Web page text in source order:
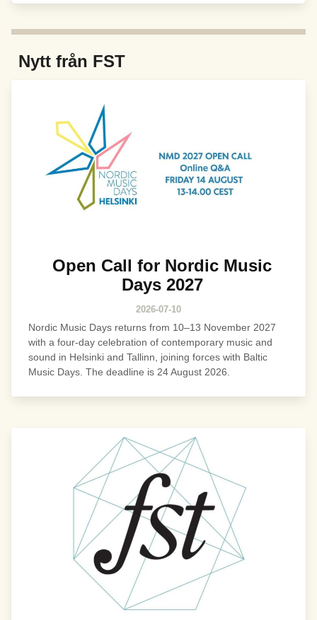
Nytt från FST
Open Call for Nordic Music
Days 2027
2026-07-10
Nordic Music Days returns from 10–13 November 2027
with a four-day celebration of contemporary music and
sound in Helsinki and Tallinn, joining forces with Baltic
Music Days. The deadline is 24 August 2026.